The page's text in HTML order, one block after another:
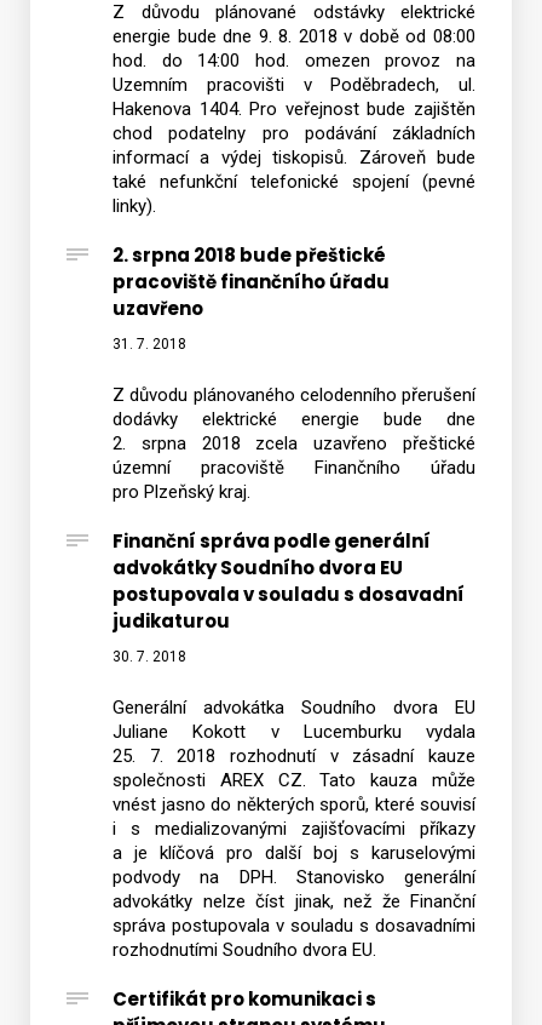
Z důvodu plánované odstávky elektrické
energie bude dne 9. 8. 2018 v době od 08:00
hod. do 14:00 hod. omezen provoz na
Uzemním pracovišti v Poděbradech, ul.
Hakenova 1404. Pro veřejnost bude zajištěn
chod podatelny pro podávání základních
informací a výdej tiskopisů. Zároveň bude
také nefunkční telefonické spojení (pevné
linky).
2. srpna 2018 bude přeštické
pracoviště finančního úřadu
uzavřeno
31. 7. 2018
Z důvodu plánovaného celodenního přerušení
dodávky elektrické energie bude dne
2. srpna 2018 zcela uzavřeno přeštické
územní pracoviště Finančního úřadu
pro Plzeňský kraj.
Finanční správa podle generální
advokátky Soudního dvora EU
postupovala v souladu s dosavadní
judikaturou
30. 7. 2018
Generální advokátka Soudního dvora EU
Juliane Kokott v Lucemburku vydala
25. 7. 2018 rozhodnutí v zásadní kauze
společnosti AREX CZ. Tato kauza může
vnést jasno do některých sporů, které souvisí
i s medializovanými zajišťovacími příkazy
a je klíčová pro další boj s karuselovými
podvody na DPH. Stanovisko generální
advokátky nelze číst jinak, než že Finanční
správa postupovala v souladu s dosavadními
rozhodnutími Soudního dvora EU.
Certifikát pro komunikaci s